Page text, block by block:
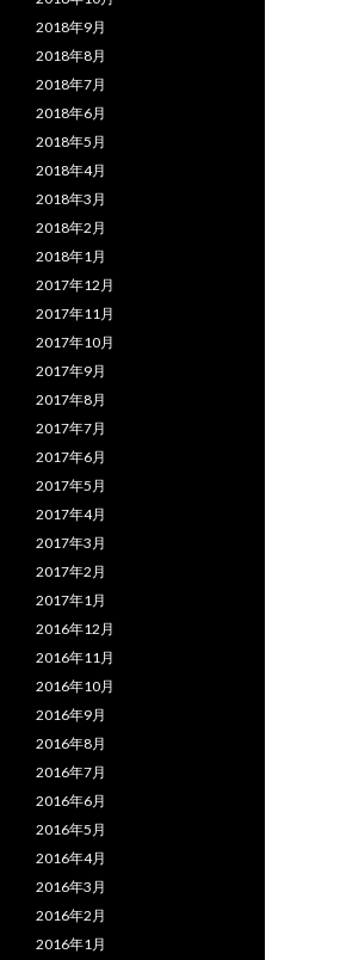
2018年9月
2018年8月
2018年7月
2018年6月
2018年5月
2018年4月
2018年3月
2018年2月
2018年1月
2017年12月
2017年11月
2017年10月
2017年9月
2017年8月
2017年7月
2017年6月
2017年5月
2017年4月
2017年3月
2017年2月
2017年1月
2016年12月
2016年11月
2016年10月
2016年9月
2016年8月
2016年7月
2016年6月
2016年5月
2016年4月
2016年3月
2016年2月
2016年1月